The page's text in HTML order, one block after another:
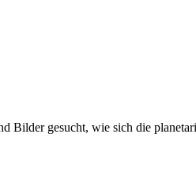
Bilder gesucht, wie sich die